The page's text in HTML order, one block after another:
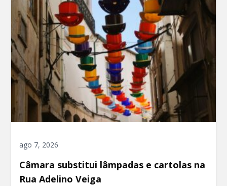
ago 7, 2026
Câmara substitui lâmpadas e cartolas na
Rua Adelino Veiga